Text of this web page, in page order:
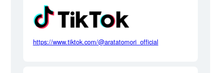
https://www.tiktok.com/@aratatomori_official